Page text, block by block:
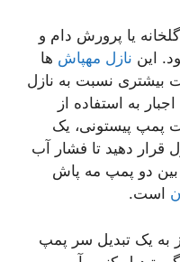
یا پرورش دام و
این نازل مهپاش ها
بیشتری نسبت به نازل
به استفاده از
پمپ پیستونی، یک
قرار دهید تا فشار آب
بین دو پمپ مه پاش
است.
به یک تبدیل سر پمپ